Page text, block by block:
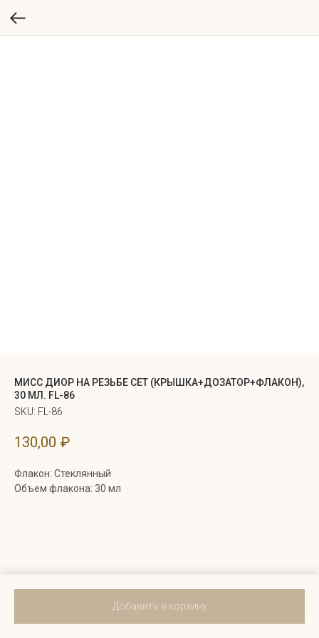
МИСС ДИОР НА РЕЗЬБЕ СЕТ (КРЫШКА+ДОЗАТОР+ФЛАКОН),
30 МЛ. FL-86
SKU: FL-86
130,00 ₽
Добавить в корзину
Флакон: Стеклянный
Объем флакона: 30 мл